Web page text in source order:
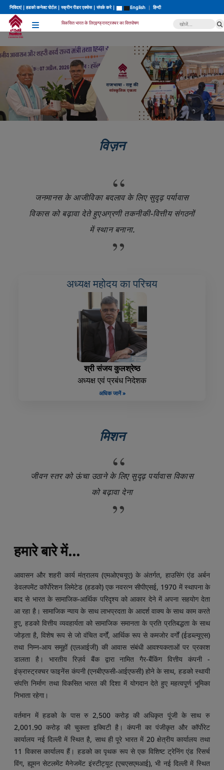
निविदाएं | हडको कनेक्ट पोर्टल | स्क्रीन रीडर एक्सेस | संपर्क करे | English | हिन्दी
विकसित भारत के लिएइन्फ्रास्ट्रक्चर का वित्तपोषण
विज़न
“
जनमानस के आजीविका बदलाव के लिए सुदृढ़ पर्यावास
विकास को बढ़ावा देते हुएअग्रणी तकनीकी-वित्तीय संगठनों
में स्थान बनाना.
”
अध्यक्ष महोदय का परिचय
श्री संजय कुलश्रेष्ठ
अध्यक्ष एवं प्रबंध निदेशक
अधिक जानें »
मिशन
“
जीवन स्तर को ऊंचा उठाने के लिए सुदृढ़ पर्यावास विकास
को बढ़ावा देना
”
हमारे बारे में...
आवासन और शहरी कार्य मंत्रालय (एमओएचयूए) के अंतर्गत, हाउसिंग एंड अर्बन
डेवलपमेंट कॉर्पोरेशन लिमेटेड (हडको) एक नवरत्न सीपीएसई, 1970 में स्थापना के
बाद से भारत के सामाजिक-आर्थिक परिदृश्य को आकार देने में अपना सहयोग देता
आ रहा है। सामाजिक न्याय के साथ लाभप्रदता के आदर्श वाक्य के साथ काम करते
हुए, हडको वित्तीय व्यवहार्यता को सामाजिक समानता के प्रति प्रतिबद्धता के साथ
जोड़ता है, विशेष रूप से जो वंचित वर्गों, आर्थिक रूप से कमजोर वर्गों (ईडब्ल्यूएस)
तथा निम्न-आय समूहों (एलआईजी) की आवास संबंधी आवश्यकताओं पर प्रकाश
डालता है। भारतीय रिज़र्व बैंक द्वारा नामित गैर-बैंकिंग वित्तीय कंपनी -
इंफ्रास्ट्रक्चर फाइनेंस कंपनी (एनबीएफसी-आईएफसी) होने के साथ, हडको स्थायी
संपत्ति निर्माण तथा विकसित भारत की दिशा में योगदान देते हुए महत्वपूर्ण भूमिका
निभाता रहेगा।
वर्तमान में हडको के पास रु 2,500 करोड़ की अधिकृत पूंजी के साथ रु
2,001.90 करोड़ की चुकता इक्विटी है। कंपनी का पंजीकृत और कॉर्पोरेट
कार्यालय नई दिल्ली में स्थित है, साथ ही पूरे भारत में 20 क्षेत्रीय कार्यालय तथा
11 विकास कार्यालय हैं। हडको का पृथक रूप से एक विशिष्ट ट्रेनिंग एंड रिसर्च
विंग, ह्यूमन सेटलमेंट मैनेजमेंट इंस्टीट्यूट (एचएसएमआई), भी नई दिल्ली में स्थित
Page sections